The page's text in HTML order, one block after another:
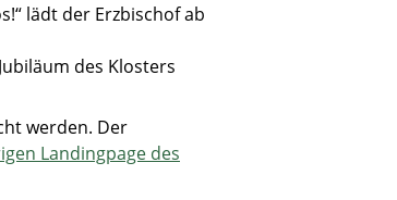
lädt der Erzbischof ab
des Klosters
werden. Der
Landingpage des